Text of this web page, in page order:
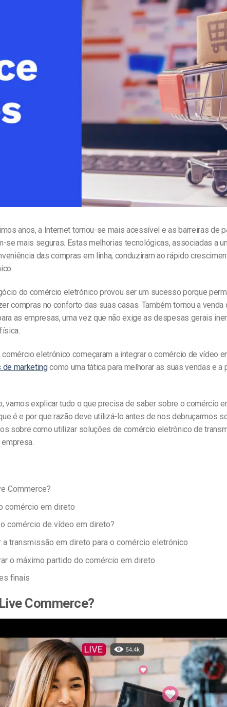
Análise de Vídeo
Marketing em Vídeo
anos, a Internet tornou-se mais acessível e as barreiras de
se mais seguras. Estas melhorias tecnológicas, associadas a
das compras em linha, conduziram ao rápido
do comércio eletrónico provou ser um sucesso porque
compras no conforto das suas casas. Também tornou a venda
as empresas, uma vez que não exige as despesas gerais
eletrónico começaram a integrar o comércio de vídeo
marketingcomo uma tática para melhorar as suas vendas e a
vamos explicar tudo o que precisa de saber sobre o comércio
é e por que razão deve utilizá-lo antes de nos debruçarmos
sobre como utilizar soluções de comércio eletrónico de
Commerce?
comércio em direto
comércio de vídeo em direto?
a transmissão em direto para o comércio eletrónico
o máximo partido do comércio em direto
finais
Commerce?